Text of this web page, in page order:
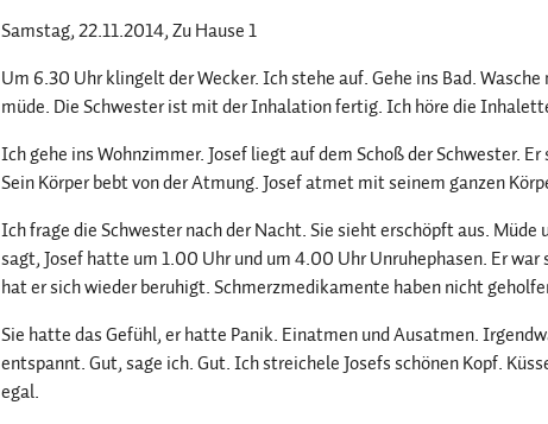
Samstag, 22.11.2014, Zu Hause 1
Um 6.30 Uhr klingelt der Wecker. Ich stehe auf. Gehe ins Bad.
müde. Die Schwester ist mit der Inhalation fertig. Ich höre die
Ich gehe ins Wohnzimmer. Josef liegt auf dem Schoß der Schwester.
Sein Körper bebt von der Atmung. Josef atmet mit seinem ganzen
Ich frage die Schwester nach der Nacht. Sie sieht erschöpft aus. Müde
sagt, Josef hatte um 1.00 Uhr und um 4.00 Uhr Unruhephasen. Er
hat er sich wieder beruhigt. Schmerzmedikamente haben nicht
Sie hatte das Gefühl, er hatte Panik. Einatmen und Ausatmen.
entspannt. Gut, sage ich. Gut. Ich streichele Josefs schönen Kopf.
egal.